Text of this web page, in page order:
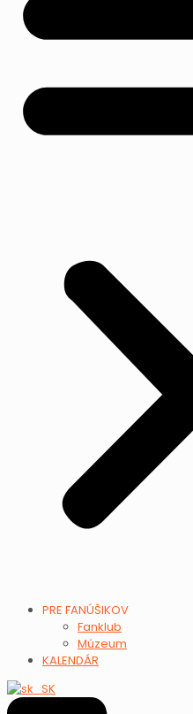
PRE FANÚŠIKOV
Fanklub
Múzeum
KALENDÁR